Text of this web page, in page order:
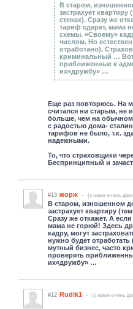
В старом,
застрахует
стенах). Сразу же
тариф сдерет, мама
схемы. «Своему»
числом. Но
отработано).
криминальный …
приближенные к
их«дружбу» …
Еще раз повторюсь. На
считался ни старым,
больше, чем на
с радостью дома-
тарифов не было, т.к.
надежными.
То, что страховщики
Беспринципный и
#13 жорж (c нами очень
В старом, изношенном
застрахует квартиру
Сразу же откажет. А
мама не горюй! Здесь
кадру, могут
нужно будет
мутный бизнес, часто
проверять
их«дружбу» …
#12 Rudik1 (c нами очень